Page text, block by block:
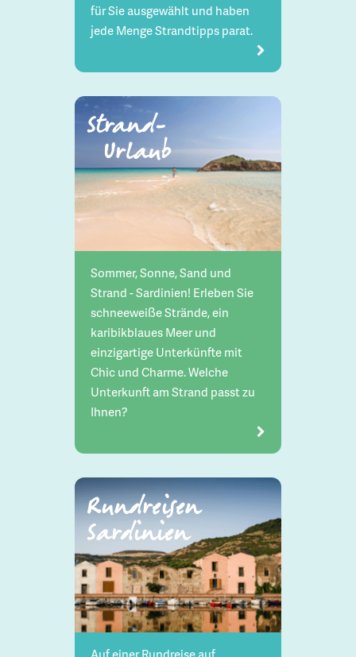
für Sie ausgewählt und haben
jede Menge Strandtipps parat.
Strand-
Urlaub
Sommer, Sonne, Sand und
Strand - Sardinien! Erleben Sie
schneeweiße Strände, ein
karibikblaues Meer und
einzigartige Unterkünfte mit
Chic und Charme. Welche
Unterkunft am Strand passt zu
Ihnen?
Rundreisen
Sardinien
Auf einer Rundreise auf